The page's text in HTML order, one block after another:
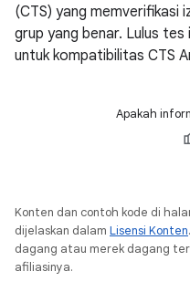
(CTS) yang memverifikasi
grup yang benar. Lulus
untuk kompatibilitas CTS
Apakah
Konten dan contoh kode di
dijelaskan dalam Lisensi Konten
dagang atau merek dagang
afiliasinya.